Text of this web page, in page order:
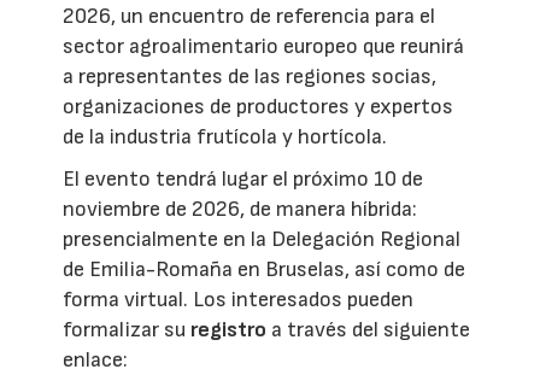
2026, un encuentro de referencia para el
sector agroalimentario europeo que reunirá
a representantes de las regiones socias,
organizaciones de productores y expertos
de la industria frutícola y hortícola.
El evento tendrá lugar el próximo 10 de
noviembre de 2026, de manera híbrida:
presencialmente en la Delegación Regional
de Emilia-Romaña en Bruselas, así como de
forma virtual. Los interesados pueden
formalizar su registro a través del siguiente
enlace: